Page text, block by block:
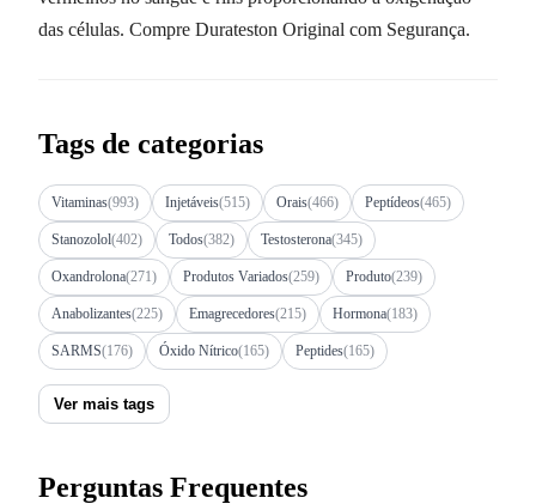
das células. Compre Durateston Original com Segurança.
Tags de categorias
Vitaminas(993) Injetáveis(515) Orais(466) Peptídeos(465)
Stanozolol(402) Todos(382) Testosterona(345)
Oxandrolona(271) Produtos Variados(259) Produto(239)
Anabolizantes(225) Emagrecedores(215) Hormona(183)
SARMS(176) Óxido Nítrico(165) Peptides(165)
Ver mais tags
Perguntas Frequentes